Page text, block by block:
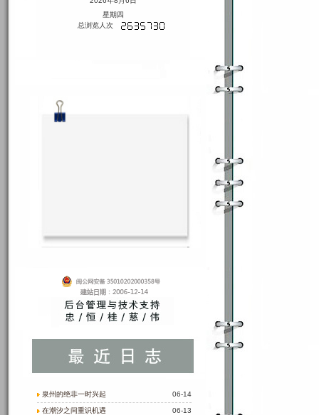
星期四
总浏览人次
06-14
泉州的绝非一时兴起
06-13
在潮汐之间重识机遇